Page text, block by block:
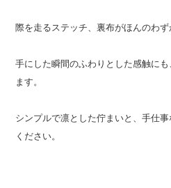
際を走るステッチ、裏布がほんのわず
手にした瞬間のふわりとした感触に
ます。
シンプルで凛とした佇まいと、手仕
ください。